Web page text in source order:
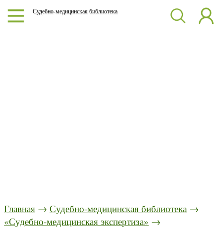
Судебно-медицинская библиотека
Главная → Судебно-медицинская библиотека →
«Судебно-медицинская экспертиза» →